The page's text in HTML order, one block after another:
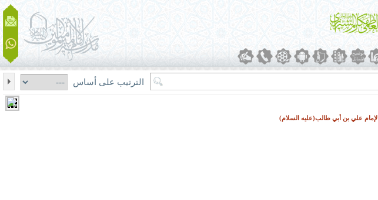
الترتيب على أساس
الإمام علي بن أبي طالب(عليه السلام)